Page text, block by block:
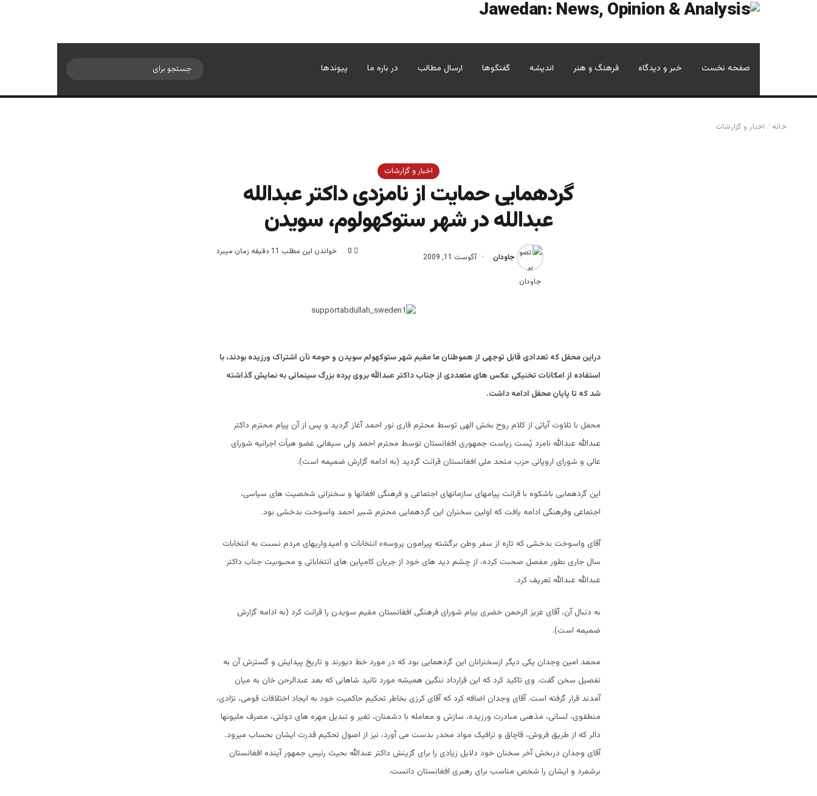
صفحه نخست خبر و دیدگاه فرهنگ و هنر اندیشه گفتگوها ارسال مطالب در باره ما پیوندها
خانه / اخبار و گزارشات
اخبار و گزارشات
گردهمایی حمایت از نامزدی داکتر عبدالله
عبدالله در شهر ستوکهولوم، سویدن
جاودان آگوست 11, 2009
0 خواندن این مطلب 11 دقیقه زمان میبرد
دراین محفل که تعدادی قابل توجهی از هموطنان ما مقیم شهر ستوکهولم سویدن و حومه نآن اشتراک ورزیده بودند، با
استفاده از امکانات تخنیکی عکس های متعددی از جناب داکتر عبدالله بروی پرده بزرگ سینمائی به نمایش گذاشته
شد که تا پایان محفل ادامه داشت.
محفل با تلاوت آیاتی از کلام روح بخش الهی توسط محترم قاری نور احمد آغاز گردید و پس از آن پیام محترم داکتر
عبدالله عبدالله نامزد پُست ریاست جمهوری افغانستان توسط محترم احمد ولی سیغانی عضو هیأت اجرائیه شورای
عالی و شورای اروپائی حزب متحد ملی افغانستان قرائت گردید (به ادامه گزارش ضمیمه است).
این گردهمایی باشکوه با قرائت پیامهای سازمانهای اجتماعی و فرهنگی افغانها و سخنرانی شخصیت های سیاسی،
اجتماعی وفرهنگی ادامه یافت که اولین سخنران این گردهمایی محترم شبیر احمد واسوخت بدخشی بود.
آقای واسوخت بدخشی که تازه از سفر وطن برگشته پیرامون پروسهء انتخابات و امیدواریهای مردم نسبت به انتخابات
سال جاری بطور مفصل صحبت کرده، از چشم دید های خود از جریان کامپاین های انتخاباتی و محبوبیت جناب داکتر
عبدالله عبدالله تعریف کرد.
به دنبال آن، آقای عزیز الرحمن خضری ییام شورای فرهنگی افغانستان مقیم سویدن را قرائت کرد (به ادامه گزارش
ضمیمه است).
محمد امین وجدان یکی دیگر ازسخنرانان این گردهمایی بود که در مورد خط دیورند و تاریخ پیدایش و گسترش آن به
تفصیل سخن گفت. وی تاکید کرد که این قرارداد ننگین همیشه مورد تائید شاهانی که بعد عبدالرحن خان به میان
آمدند قرار گرفته است. آقای وجدان اضافه کرد که آقای کرزی بخاطر تحکیم حاکمیت خود به ایجاد اختلافات قومی، نژادی،
منطقوی، لسانی، مذهبی مبادرت ورزیده، سازش و معامله با دشمنان، تغیر و تبدیل مهره های دولتی، مصرف ملیونها
دالر که از طریق فروش، قاچاق و ترافیک مواد مخدر بدست می آورد، نیز از اصول تحکیم قدرت ایشان بحساب میرود.
آقای وجدان دربخش آخر سخنان خود دلایل زیادی را برای گزینش داکتر عبدالله بحیث رئیس جمهور آینده افغانستان
برشمرد و ایشان را شخص مناسب برای رهبری افغانستان دانست.